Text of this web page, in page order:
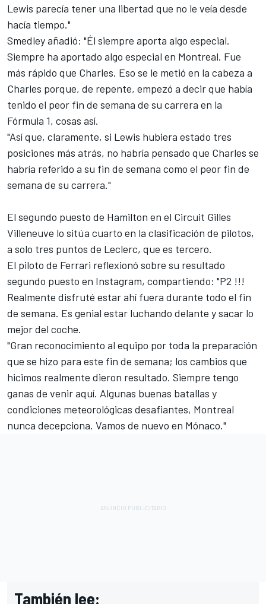
Lewis parecía tener una libertad que no le veía desde
hacía tiempo."
Smedley añadió: "Él siempre aporta algo especial.
Siempre ha aportado algo especial en Montreal. Fue
más rápido que Charles. Eso se le metió en la cabeza a
Charles porque, de repente, empezó a decir que había
tenido el peor fin de semana de su carrera en la
Fórmula 1, cosas así.
"Así que, claramente, si Lewis hubiera estado tres
posiciones más atrás, no habría pensado que Charles se
habría referido a su fin de semana como el peor fin de
semana de su carrera."
El segundo puesto de Hamilton en el Circuit Gilles
Villeneuve lo sitúa cuarto en la clasificación de pilotos,
a solo tres puntos de Leclerc, que es tercero.
El piloto de Ferrari reflexionó sobre su resultado
segundo puesto en Instagram, compartiendo: "P2 !!!
Realmente disfruté estar ahí fuera durante todo el fin
de semana. Es genial estar luchando delante y sacar lo
mejor del coche.
"Gran reconocimiento al equipo por toda la preparación
que se hizo para este fin de semana; los cambios que
hicimos realmente dieron resultado. Siempre tengo
ganas de venir aquí. Algunas buenas batallas y
condiciones meteorológicas desafiantes, Montreal
nunca decepciona. Vamos de nuevo en Mónaco."
También lee: